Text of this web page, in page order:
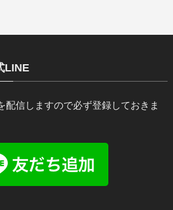
LINE
配信しますので必ず登録しておきま